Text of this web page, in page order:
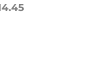
Sale